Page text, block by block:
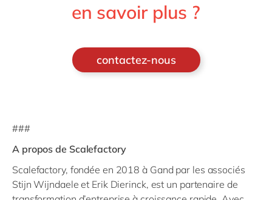
en savoir plus ?
contactez-nous
###
A propos de Scalefactory
Scalefactory, fondée en 2018 à Gand par les associés
Stijn Wijndaele et Erik Dierinck, est un partenaire de